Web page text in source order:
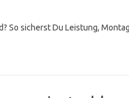
So sicherst Du Leistung,